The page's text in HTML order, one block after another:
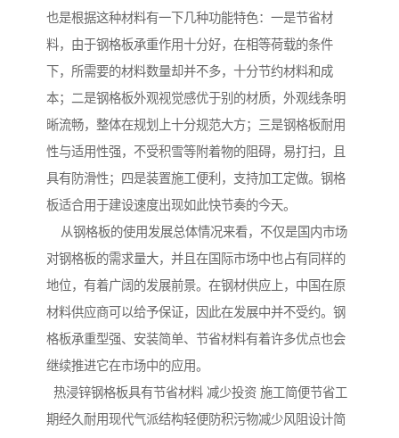
也是根据这种材料有一下几种功能特色：一是节省材
料，由于钢格板承重作用十分好，在相等荷载的条件
下，所需要的材料数量却并不多，十分节约材料和成
本；二是钢格板外观视觉感优于别的材质，外观线条明
晰流畅，整体在规划上十分规范大方；三是钢格板耐用
性与适用性强，不受积雪等附着物的阻碍，易打扫，且
具有防滑性；四是装置施工便利，支持加工定做。钢格
板适合用于建设速度出现如此快节奏的今天。
从钢格板的使用发展总体情况来看，不仅是国内市场
对钢格板的需求量大，并且在国际市场中也占有同样的
地位，有着广阔的发展前景。在钢材供应上，中国在原
材料供应商可以给予保证，因此在发展中并不受约。钢
格板承重型强、安装简单、节省材料有着许多优点也会
继续推进它在市场中的应用。
热浸锌钢格板具有节省材料 减少投资 施工简便节省工
期经久耐用现代气派结构轻便防积污物减少风阻设计简